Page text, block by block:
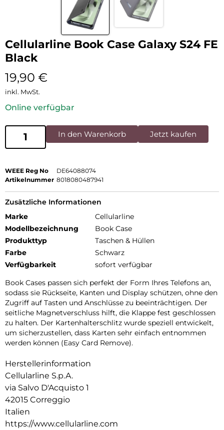
Cellularline Book Case Galaxy S24 FE
Black
19,90 €
inkl. MwSt.
Online verfügbar
In den Warenkorb Jetzt kaufen
WEEE Reg No
DE64088074
Artikelnummer 8018080487941
Zusätzliche Informationen
Marke
Cellularline
Modellbezeichnung
Book Case
Produkttyp
Taschen & Hüllen
Farbe
Schwarz
Verfügbarkeit
sofort verfügbar
Book Cases passen sich perfekt der Form Ihres Telefons an,
sodass sie Rückseite, Kanten und Display schützen, ohne den
Zugriff auf Tasten und Anschlüsse zu beeinträchtigen. Der
seitliche Magnetverschluss hilft, die Klappe fest geschlossen
zu halten. Der Kartenhalterschlitz wurde speziell entwickelt,
um sicherzustellen, dass Karten sehr einfach entnommen
werden können (Easy Card Remove).
Herstellerinformation
Cellularline S.p.A.
via Salvo D'Acquisto 1
42015 Correggio
Italien
https://www.cellularline.com